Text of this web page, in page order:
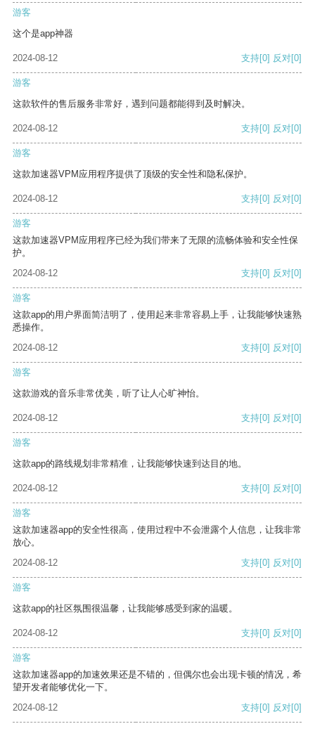
游客
这个是app神器
2024-08-12 支持[0] 反对[0]
游客
这款软件的售后服务非常好，遇到问题都能得到及时解决。
2024-08-12 支持[0] 反对[0]
游客
这款加速器VPM应用程序提供了顶级的安全性和隐私保护。
2024-08-12 支持[0] 反对[0]
游客
这款加速器VPM应用程序已经为我们带来了无限的流畅体验和安全性保
护。
2024-08-12
支持[0] 反对[0]
游客
这款app的用户界面简洁明了，使用起来非常容易上手，让我能够快速熟
悉操作。
2024-08-12
支持[0] 反对[0]
游客
这款游戏的音乐非常优美，听了让人心旷神怡。
2024-08-12 支持[0] 反对[0]
游客
这款app的路线规划非常精准，让我能够快速到达目的地。
2024-08-12 支持[0] 反对[0]
游客
这款加速器app的安全性很高，使用过程中不会泄露个人信息，让我非常
放心。
2024-08-12
支持[0] 反对[0]
游客
这款app的社区氛围很温馨，让我能够感受到家的温暖。
2024-08-12 支持[0] 反对[0]
游客
这款加速器app的加速效果还是不错的，但偶尔也会出现卡顿的情况，希
望开发者能够优化一下。
2024-08-12
支持[0] 反对[0]